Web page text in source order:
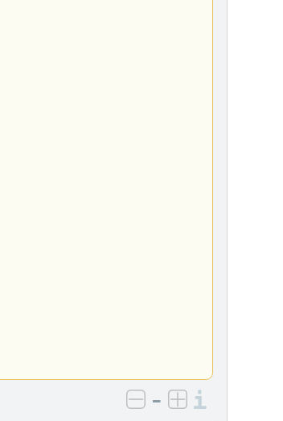
negativ bewerten
– positiv